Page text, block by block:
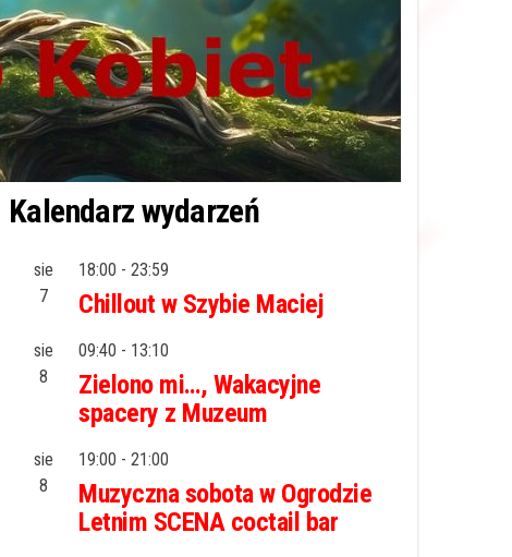
Kalendarz wydarzeń
sie
7
18:00 - 23:59
Chillout w Szybie Maciej
sie
8
09:40 - 13:10
Zielono mi…, Wakacyjne
spacery z Muzeum
sie
8
19:00 - 21:00
Muzyczna sobota w Ogrodzie
Letnim SCENA coctail bar